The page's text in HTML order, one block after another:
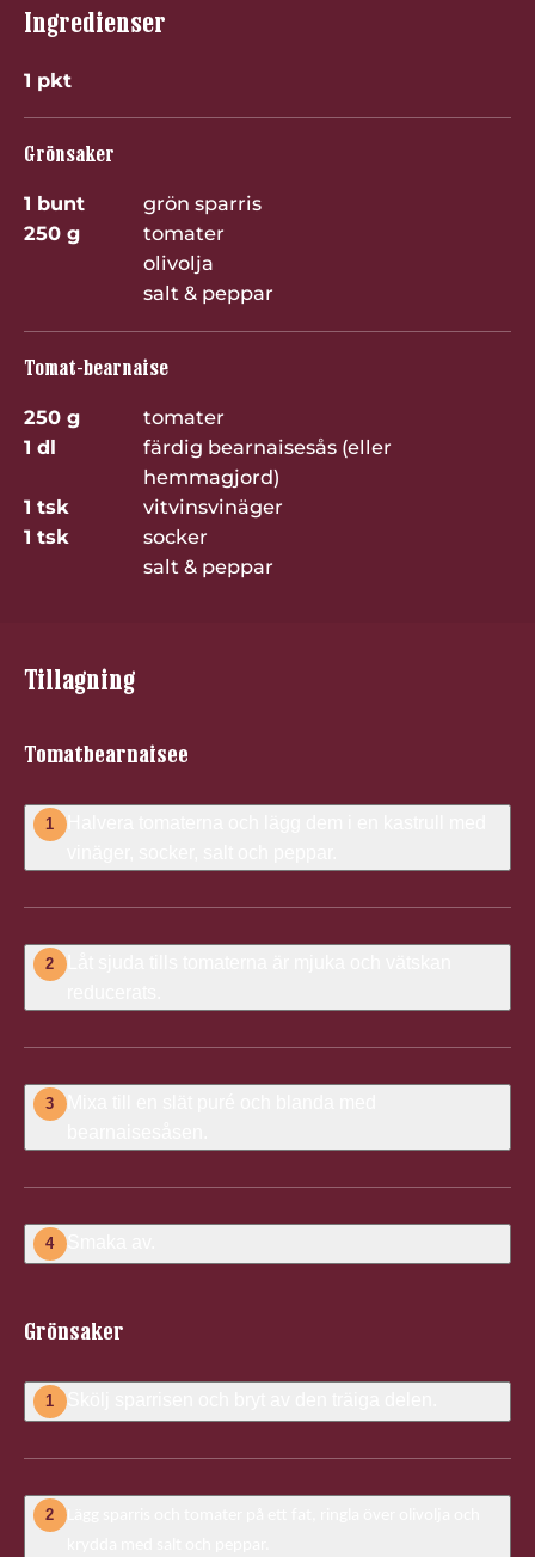
Ingredienser
1 pkt
Grönsaker
1 bunt
grön sparris
250 g
tomater
olivolja
salt & peppar
Tomat-bearnaise
250 g
tomater
1 dl
färdig bearnaisesås (eller
hemmagjord)
1 tsk
vitvinsvinäger
1 tsk
socker
salt & peppar
Tillagning
Tomatbearnaisee
1
Halvera tomaterna och lägg dem i en kastrull med
2
Låt sjuda tills tomaterna är mjuka och vätskan
3
Mixa till en slät puré och blanda med
4 Smaka av.
Grönsaker
1 Skölj sparrisen och bryt av den träiga delen.
2
Lägg sparris och tomater på ett fat, ringla över olivolja och